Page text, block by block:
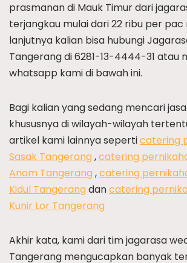
prasmanan di Mauk Timur dari
terjangkau mulai dari 22 ribu per pac
lanjutnya kalian bisa hubungi
Tangerang di 6281-13-4444-31 atau
whatsapp kami di bawah ini.
Bagi kalian yang sedang mencari
khususnya di wilayah-wilayah
artikel kami lainnya seperticatering
Sasak Tangerang,catering
Anom Tangerang,catering
Kidul Tangerangdancatering
Kunir Lor Tangerang
Akhir kata, kami dari tim jagarasa
Tangerang mengucapkan banyak